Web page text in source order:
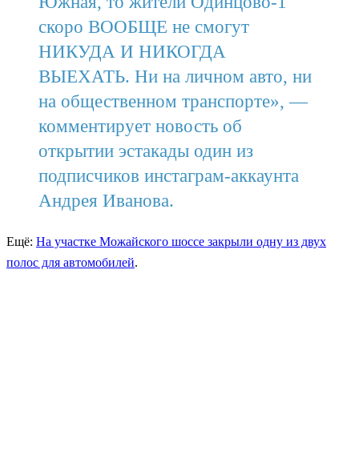
скоро ВООБЩЕ не смогут
НИКУДА И НИКОГДА
ВЫЕХАТЬ. Ни на личном авто, ни
на общественном транспорте», —
комментирует новость об
открытии эстакады один из
подписчиков инстаграм-аккаунта
Андрея Иванова.
Ещё: На участке Можайского шоссе закрыли одну из двух
полос для автомобилей.